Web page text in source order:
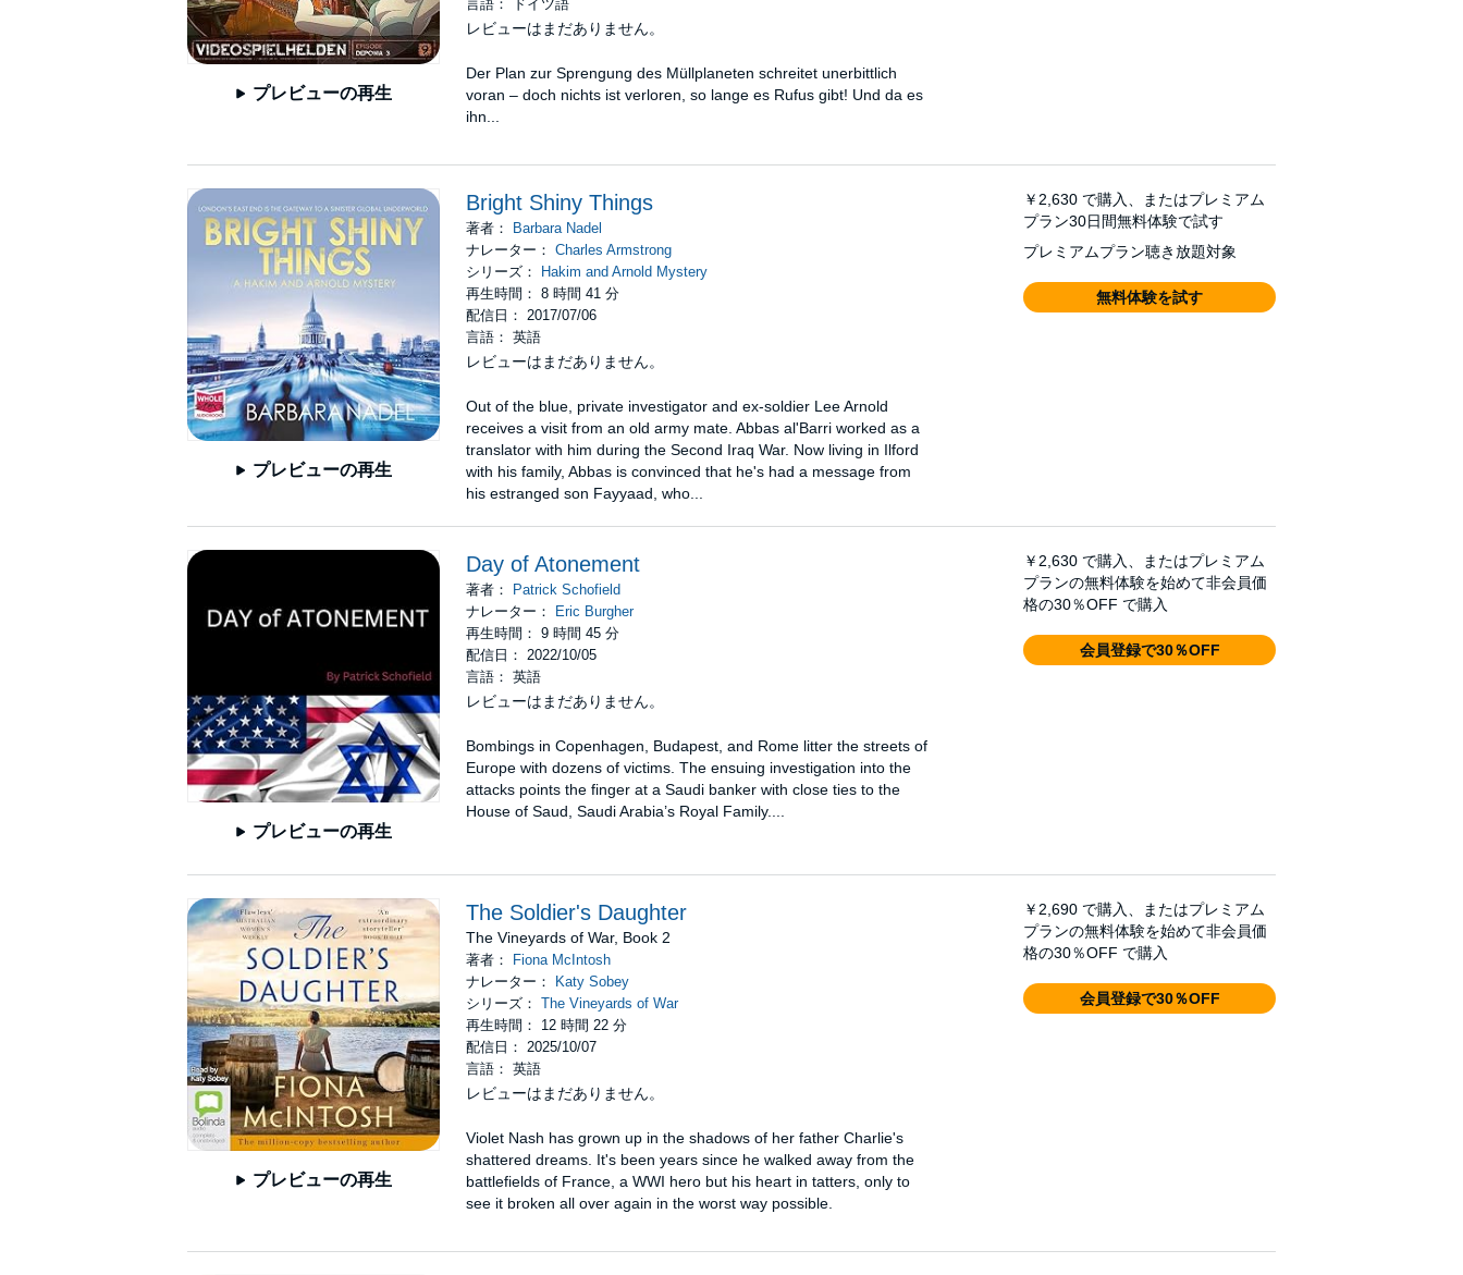
プレビューの再生
言語： ドイツ語
レビューはまだありません。
Der Plan zur Sprengung des Müllplaneten schreitet unerbittlich
voran – doch nichts ist verloren, so lange es Rufus gibt! Und da es
ihn...
プレビューの再生
Bright Shiny Things
著者：
Barbara Nadel
ナレーター： Charles Armstrong
シリーズ：
Hakim and Arnold Mystery
再生時間： 8 時間 41 分
配信日： 2017/07/06
言語： 英語
レビューはまだありません。
Out of the blue, private investigator and ex-soldier Lee Arnold
receives a visit from an old army mate. Abbas al'Barri worked as a
translator with him during the Second Iraq War. Now living in Ilford
with his family, Abbas is convinced that he's had a message from
his estranged son Fayyaad, who...
￥2,630 で購入、またはプレミアム
プラン30日間無料体験で試す
プレミアムプラン聴き放題対象
無料体験を試す
プレビューの再生
Day of Atonement
著者：
Patrick Schofield
ナレーター：
Eric Burgher
再生時間： 9 時間 45 分
配信日： 2022/10/05
言語： 英語
レビューはまだありません。
Bombings in Copenhagen, Budapest, and Rome litter the streets of
Europe with dozens of victims. The ensuing investigation into the
attacks points the finger at a Saudi banker with close ties to the
House of Saud, Saudi Arabia’s Royal Family....
￥2,630 で購入、またはプレミアム
プランの無料体験を始めて非会員価
格の30％OFF で購入
会員登録で30％OFF
プレビューの再生
The Soldier's Daughter
The Vineyards of War, Book 2
著者：
Fiona McIntosh
ナレーター：
Katy Sobey
シリーズ： The Vineyards of War
再生時間： 12 時間 22 分
配信日： 2025/10/07
言語： 英語
レビューはまだありません。
Violet Nash has grown up in the shadows of her father Charlie's
shattered dreams. It's been years since he walked away from the
battlefields of France, a WWI hero but his heart in tatters, only to
see it broken all over again in the worst way possible.
￥2,690 で購入、またはプレミアム
プランの無料体験を始めて非会員価
格の30％OFF で購入
会員登録で30％OFF